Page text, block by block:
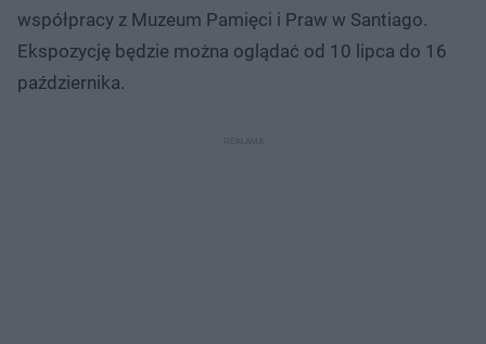
współpracy z Muzeum Pamięci i Praw w Santiago.
Ekspozycję będzie można oglądać od 10 lipca do 16
października.